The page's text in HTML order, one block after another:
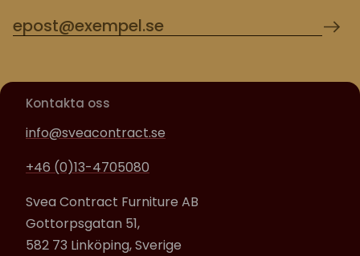
Kontakta oss
info@sveacontract.se
+46 (0)13-4705080
Svea Contract Furniture AB
Gottorpsgatan 51,
582 73 Linköping, Sverige